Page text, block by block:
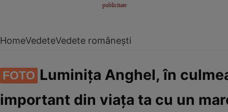
HomeVedeteVedete românești
FOTO Luminița Anghel, în
important din viața ta cu un